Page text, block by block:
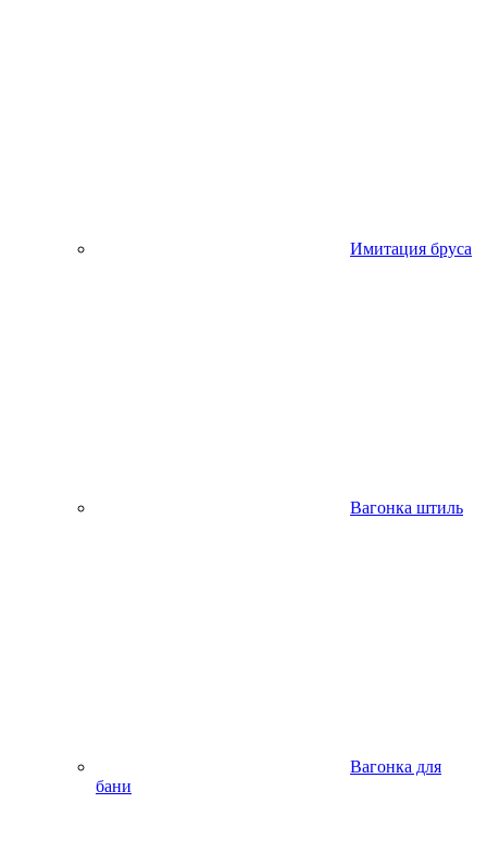
Имитация бруса
Вагонка штиль
Вагонка для
бани